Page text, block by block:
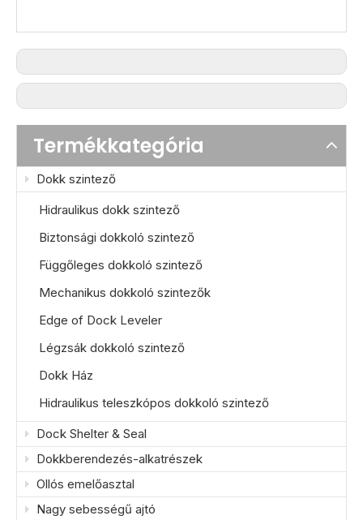
Termékkategória
Dokk szintező
Hidraulikus dokk szintező
Biztonsági dokkoló szintező
Függőleges dokkoló szintező
Mechanikus dokkoló szintezők
Edge of Dock Leveler
Légzsák dokkoló szintező
Dokk Ház
Hidraulikus teleszkópos dokkoló szintező
Dock Shelter & Seal
Dokkberendezés-alkatrészek
Ollós emelőasztal
Nagy sebességű ajtó